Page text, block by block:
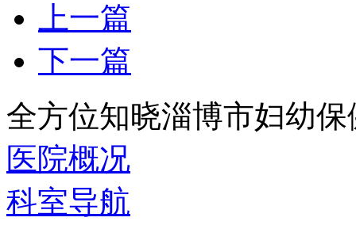
上一篇
下一篇
全方位知晓淄博市妇幼
医院概况
科室导航